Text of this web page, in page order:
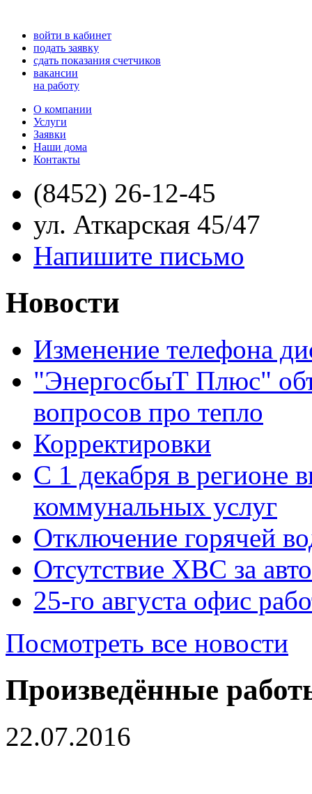
войти в кабинет
подать заявку
сдать показания счетчиков
вакансии
на работу
О компании
Услуги
Заявки
Наши дома
Контакты
(8452) 26-12-45
ул. Аткарская 45/47
Напишите письмо
Новости
Изменение телефона
"ЭнергосбыТ Плюс"
вопросов про тепло
Корректировки
С 1 декабря в регионе
коммунальных услуг
Отключение горячей
Отсутствие ХВС за
25-го августа офис
Посмотреть все новости
Произведённые
22.07.2016